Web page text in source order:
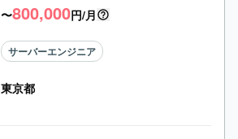
〜800,000円/月
サーバーエンジニア
東京都